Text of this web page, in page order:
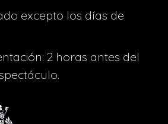
excepto los días de
2 horas antes del